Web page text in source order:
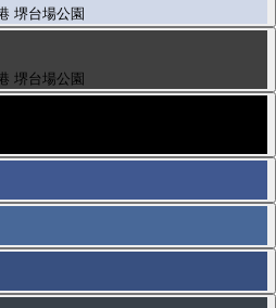
堺台場公園
堺台場公園